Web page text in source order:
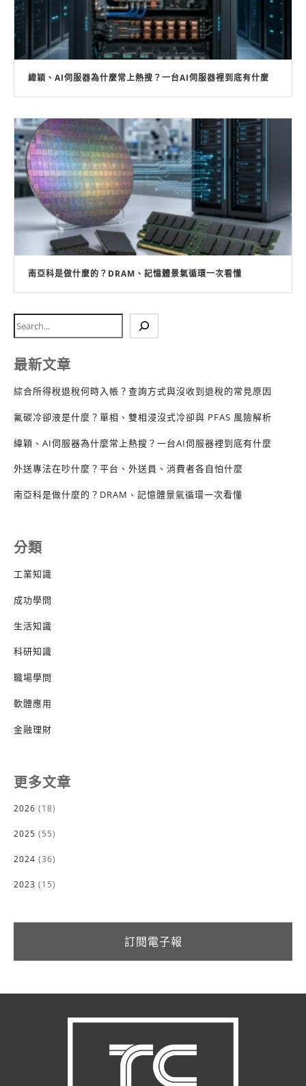
緯穎、AI伺服器為什麼常上熱搜？一台AI伺服器裡到底有什麼
南亞科是做什麼的？DRAM、記憶體景氣循環一次看懂
最新文章
綜合所得稅退稅何時入帳？查詢方式與沒收到退稅的常見原因
氟碳冷卻液是什麼？單相、雙相浸沒式冷卻與 PFAS 風險解析
緯穎、AI伺服器為什麼常上熱搜？一台AI伺服器裡到底有什麼
外送專法在吵什麼？平台、外送員、消費者各自怕什麼
南亞科是做什麼的？DRAM、記憶體景氣循環一次看懂
分類
工業知識
成功學問
生活知識
科研知識
職場學問
軟體應用
金融理財
更多文章
2026 (18)
2025 (55)
2024 (36)
2023 (15)
訂閱電子報